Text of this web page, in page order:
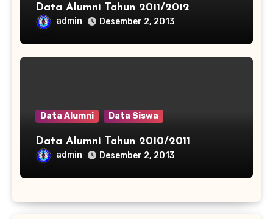
Data Alumni Tahun 2011/2012
admin Desember 2, 2013
Data Alumni Data Siswa
Data Alumni Tahun 2010/2011
admin Desember 2, 2013